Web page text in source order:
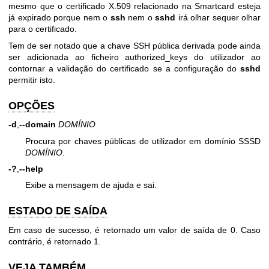
mesmo que o certificado X.509 relacionado na Smartcard esteja
já expirado porque nem o ssh nem o sshd irá olhar sequer olhar
para o certificado.
Tem de ser notado que a chave SSH pública derivada pode ainda
ser adicionada ao ficheiro authorized_keys do utilizador ao
contornar a validação do certificado se a configuração do sshd
permitir isto.
OPÇÕES
-d,--domain DOMÍNIO
Procura por chaves públicas de utilizador em domínio SSSD
DOMÍNIO
-? --help
Exibe a mensagem de ajuda e sai.
ESTADO DE SAÍDA
Em caso de sucesso, é retornado um valor de saída de 0. Caso
contrário, é retornado 1.